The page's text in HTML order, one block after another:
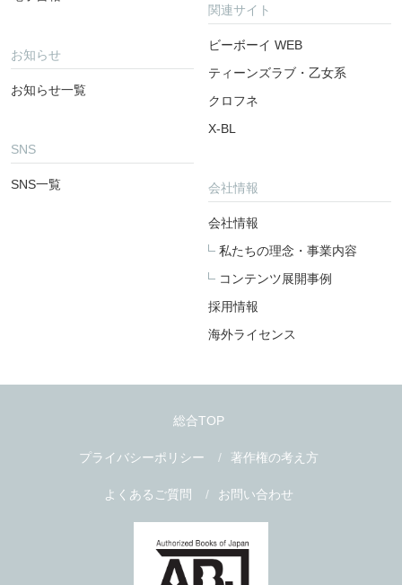
お知らせ
お知らせ一覧
SNS
SNS一覧
関連サイト
ビーボーイ WEB
ティーンズラブ・乙女系
クロフネ
X-BL
会社情報
会社情報
私たちの理念・事業内容
コンテンツ展開事例
採用情報
海外ライセンス
総合TOP
プライバシーポリシー 著作権の考え方
よくあるご質問 お問い合わせ